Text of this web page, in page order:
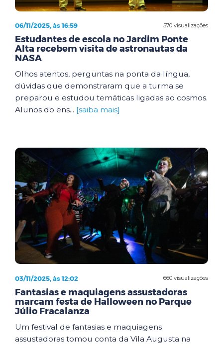
570 visualizações
06/11/2025, às 16:59
Estudantes de escola no Jardim Ponte
Alta recebem visita de astronautas da
NASA
Olhos atentos, perguntas na ponta da língua,
dúvidas que demonstraram que a turma se
preparou e estudou temáticas ligadas ao cosmos.
Alunos do ens... [saiba mais]
660 visualizações
03/11/2025, às 12:02
Fantasias e maquiagens assustadoras
marcam festa de Halloween no Parque
Júlio Fracalanza
Um festival de fantasias e maquiagens
assustadoras tomou conta da Vila Augusta na